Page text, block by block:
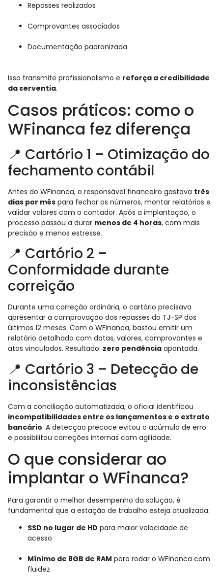
Repasses realizados
Comprovantes associados
Documentação padronizada
Isso transmite profissionalismo e reforça a credibilidade
da serventia.
Casos práticos: como o
WFinanca fez diferença
📍 Cartório 1 – Otimização do
fechamento contábil
Antes do WFinanca, o responsável financeiro gastava três
dias por mês para fechar os números, montar relatórios e
validar valores com o contador. Após a implantação, o
processo passou a durar menos de 4 horas, com mais
precisão e menos estresse.
📍 Cartório 2 –
Conformidade durante
correição
Durante uma correção ordinária, o cartório precisava
apresentar a comprovação dos repasses do TJ-SP dos
últimos 12 meses. Com o WFinanca, bastou emitir um
relatório detalhado com datas, valores, comprovantes e
atos vinculados. Resultado: zero pendência apontada.
📍 Cartório 3 – Detecção de
inconsistências
Com a conciliação automatizada, o oficial identificou
incompatibilidades entre os lançamentos e o extrato
bancário. A detecção precoce evitou o acúmulo de erro
e possibilitou correções internas com agilidade.
O que considerar ao
implantar o WFinanca?
Para garantir o melhor desempenho da solução, é
fundamental que a estação de trabalho esteja atualizada:
SSD no lugar de HD para maior velocidade de
acesso
Mínimo de 8GB de RAM para rodar o WFinanca com
fluidez